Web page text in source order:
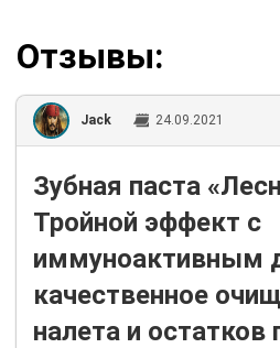
Отзывы:
Jack 24.09.2021
Зубная паста
Тройной эффект с
иммуноактивным
качественное
налета и остатков